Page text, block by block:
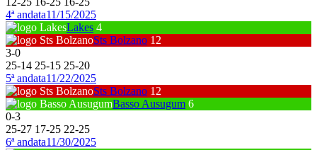
4ª andata11/15/2025
Lakes 4
Sts Bolzano 12
3-0
25-14 25-15 25-20
5ª andata11/22/2025
Sts Bolzano 12
Basso Ausugum 6
0-3
25-27 17-25 22-25
6ª andata11/30/2025